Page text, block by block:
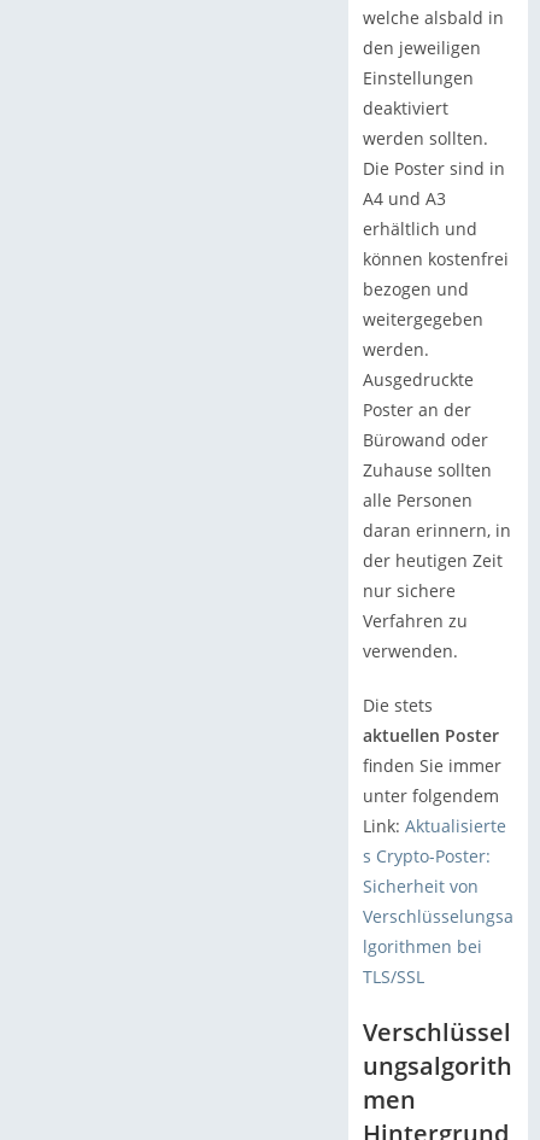
welche alsbald in
den jeweiligen
Einstellungen
deaktiviert
werden sollten.
Die Poster sind in
A4 und A3
erhältlich und
können kostenfrei
bezogen und
weitergegeben
werden.
Ausgedruckte
Poster an der
Bürowand oder
Zuhause sollten
alle Personen
daran erinnern, in
der heutigen Zeit
nur sichere
Verfahren zu
verwenden.
Die stets
aktuellen Poster
finden Sie immer
unter folgendem
Link: Aktualisierte
s Crypto-Poster:
Sicherheit von
Verschlüsselungsa
lgorithmen bei
TLS/SSL
Verschlüssel
ungsalgorith
men
Hintergrund